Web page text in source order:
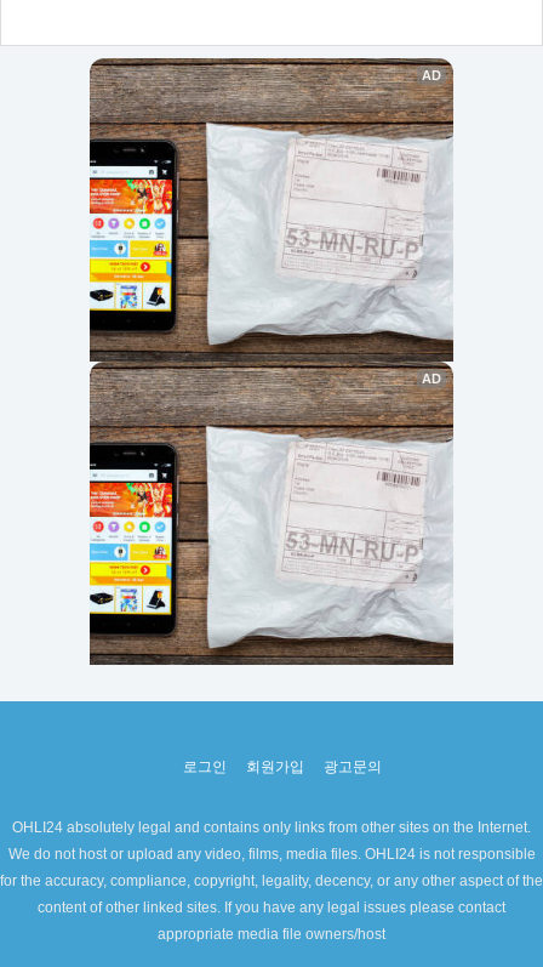
로그인 회원가입 광고문의
OHLI24 absolutely legal and contains only links from other sites on the Internet.
We do not host or upload any video, films, media files. OHLI24 is not responsible
for the accuracy, compliance, copyright, legality, decency, or any other aspect of the
content of other linked sites. If you have any legal issues please contact
appropriate media file owners/host